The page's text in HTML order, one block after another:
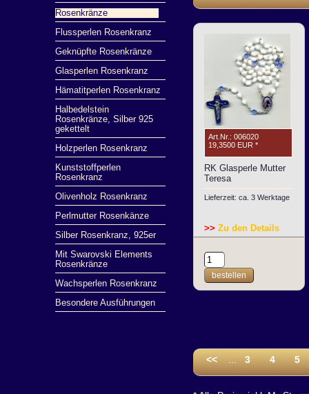
Rosenkränze
Flussperlen Rosenkranz
Geknüpfte Rosenkränze
Glasperlen Rosenkranz
Hämatitperlen Rosenkranz
Halbedelstein
Rosenkränze, Silber 925
gekettelt
Holzperlen Rosenkranz
Kunststoffperlen
Rosenkranz
Olivenholz Rosenkranz
Perlmutter Rosenkänze
Silber Rosenkranz, 925er
Mit Swarovski Elements
Rosenkränze
Wachsperlen Rosenkranz
Besondere Ausführungen
Art.Nr.: 006020
19,3500 EUR *
RK Glasperle Mutter
Teresa
Lieferzeit: ca. 3 Werktage
>> Zu den Details
bestellen
<< 3 4 5